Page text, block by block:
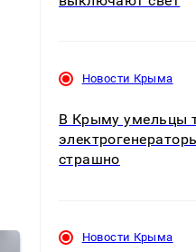
Новости Крыма
В Крыму умельцы
страшно
Новости Крыма